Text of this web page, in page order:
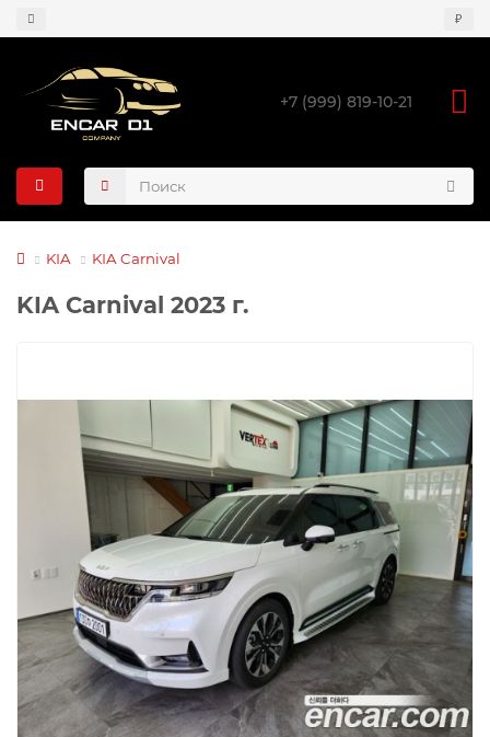
₽
+7 (999) 819-10-21
KIA KIA Carnival
KIA Carnival 2023 г.